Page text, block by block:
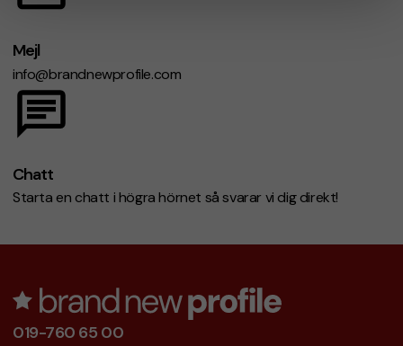
Mejl
info@brandnewprofile.com
Chatt
Starta en chatt i högra hörnet så svarar vi dig direkt!
019-760 65 00